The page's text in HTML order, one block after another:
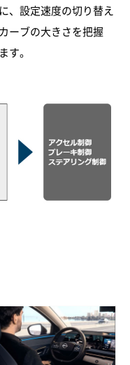
、設定速度の切り替え
ーブの大きさを把握
す。